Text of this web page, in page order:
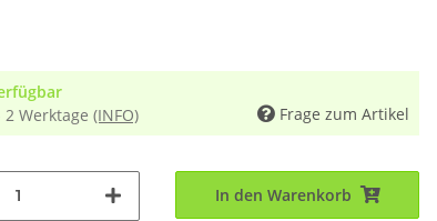
2 Werktage (INFO) Frage zum Artikel
In den Warenkorb